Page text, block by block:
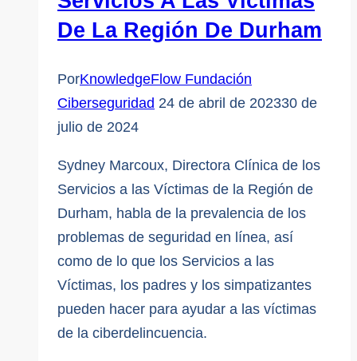
De La Región De Durham
PorKnowledgeFlow Fundación
Ciberseguridad 24 de abril de 202330 de
julio de 2024
Sydney Marcoux, Directora Clínica de los
Servicios a las Víctimas de la Región de
Durham, habla de la prevalencia de los
problemas de seguridad en línea, así
como de lo que los Servicios a las
Víctimas, los padres y los simpatizantes
pueden hacer para ayudar a las víctimas
de la ciberdelincuencia.